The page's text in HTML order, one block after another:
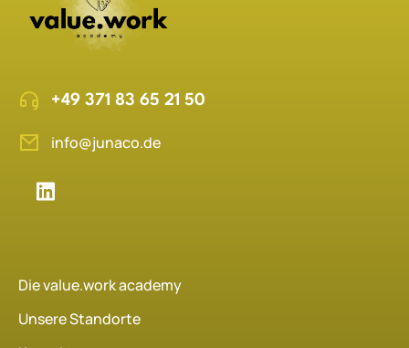
+49 371 83 65 21 50
info@junaco.de
Die value.work academy
Unsere Standorte